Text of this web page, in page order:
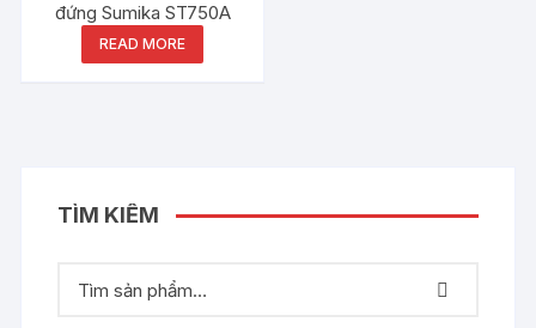
đứng Sumika ST750A
READ MORE
TÌM KIẾM